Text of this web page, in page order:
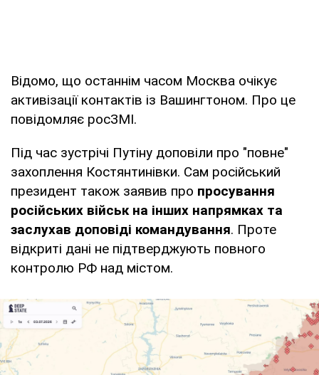
Відомо, що останнім часом Москва очікує
активізації контактів із Вашингтоном. Про це
повідомляє росЗМІ.
Під час зустрічі Путіну доповіли про "повне"
захоплення Костянтинівки. Сам російський
президент також заявив про просування
російських військ на інших напрямках та
заслухав доповіді командування. Проте
відкриті дані не підтверджують повного
контролю РФ над містом.